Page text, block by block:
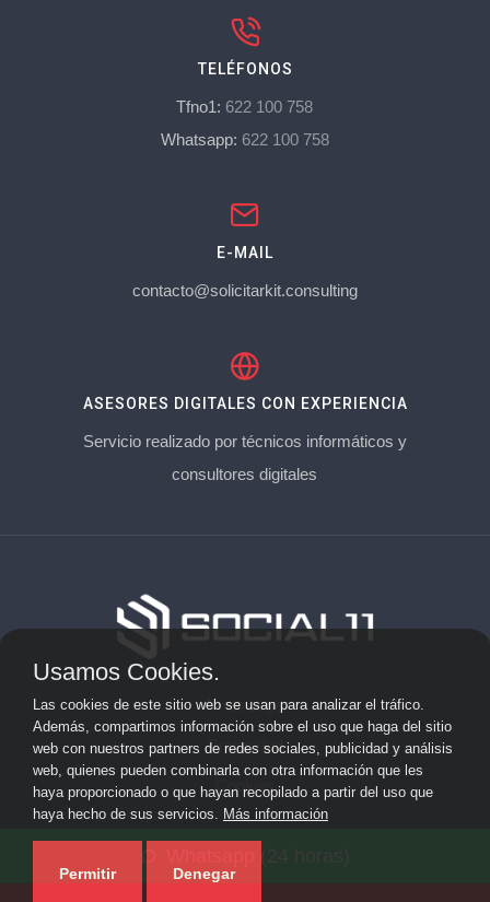
TELÉFONOS
Tfno1: 622 100 758
Whatsapp: 622 100 758
E-MAIL
contacto@solicitarkit.consulting
ASESORES DIGITALES CON EXPERIENCIA
Servicio realizado por técnicos informáticos y
consultores digitales
Aviso Legal
Privacidad
Cookies
Consulting en su provincia ·
Usamos Cookies.
Las cookies de este sitio web se usan para analizar el tráfico.
Además, compartimos información sobre el uso que haga del sitio
web con nuestros partners de redes sociales, publicidad y análisis
web, quienes pueden combinarla con otra información que les
haya proporcionado o que hayan recopilado a partir del uso que
haya hecho de sus servicios. Más información
Permitir Denegar